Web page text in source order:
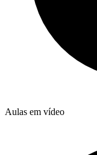
Aulas em vídeo